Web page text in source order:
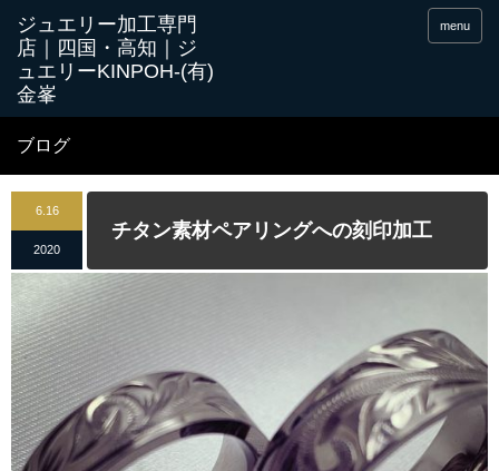
menu
ブログ
6.16
2020
チタン素材ペアリングへの刻印加工